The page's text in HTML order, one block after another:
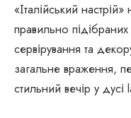
«Італійський
правильно підібраних
сервірування та
загальне враження,
стильний вечір у